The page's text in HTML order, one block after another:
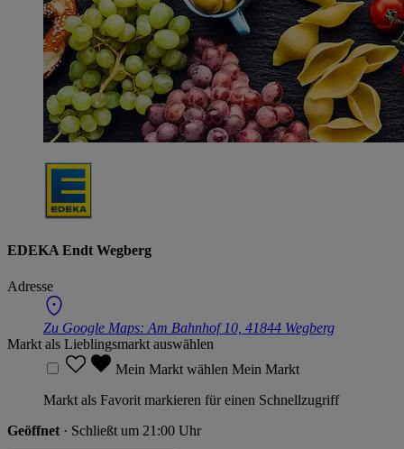
EDEKA Endt Wegberg
Adresse
Zu Google Maps: Am Bahnhof 10, 41844 Wegberg
Markt als Lieblingsmarkt auswählen
Mein Markt wählen Mein Markt
Markt als Favorit markieren für einen Schnellzugriff
Geöffnet · Schließt um 21:00 Uhr